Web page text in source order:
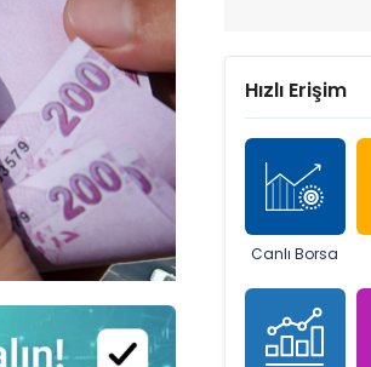
Hızlı Erişim
Canlı Borsa